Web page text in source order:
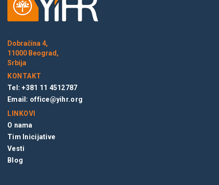
Dobračina 4,
11000 Beograd,
Srbija
KONTAKT
Tel: +381 11 4512787
Email: office@yihr.org
LINKOVI
O nama
Tim Inicijative
Vesti
Blog